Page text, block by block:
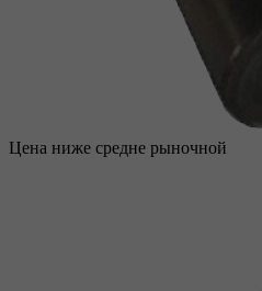
Цена ниже средне рыночной